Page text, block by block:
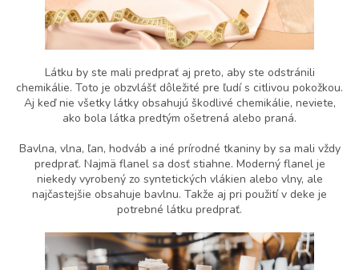
Látku by ste mali predprať aj preto, aby ste odstránili
chemikálie. Toto je obzvlášť dôležité pre ľudí s citlivou pokožkou.
Aj keď nie všetky látky obsahujú škodlivé chemikálie, neviete,
ako bola látka predtým ošetrená alebo praná.
Bavlna, vlna, ľan, hodváb a iné prírodné tkaniny by sa mali vždy
predprať. Najmä flanel sa dosť stiahne. Moderný flanel je
niekedy vyrobený zo syntetických vlákien alebo vlny, ale
najčastejšie obsahuje bavlnu. Takže aj pri použití v deke je
potrebné látku predprať.